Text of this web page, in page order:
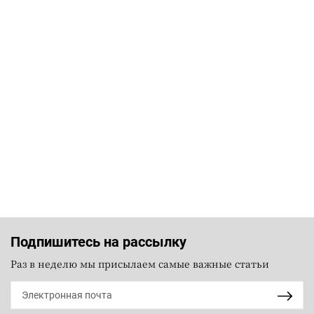
Подпишитесь на рассылку
Раз в неделю мы присылаем самые важные статьи